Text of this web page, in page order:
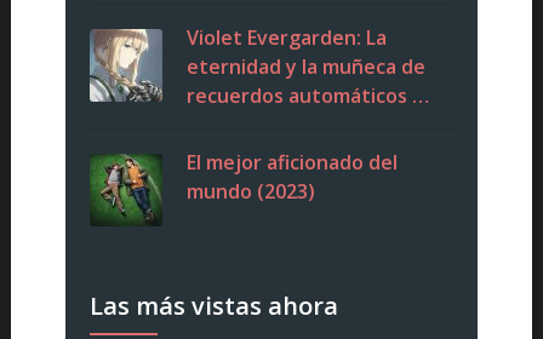
Violet Evergarden: La
eternidad y la muñeca de
recuerdos automáticos …
El mejor aficionado del
mundo (2023)
Las más vistas ahora